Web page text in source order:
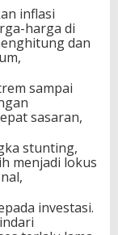
inflasi
harga di
dan
sampai
sasaran,
stunting,
menjadi lokus
investasi.